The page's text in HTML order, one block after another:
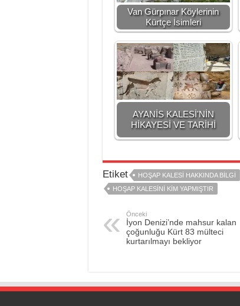
Van Gürpınar Köylerinin
Kürtçe İsimleri
AYANİS KALESİ'NİN
HİKAYESİ VE TARİHİ
Etiket HOŞAP KALESI HAKKINDA BILGI
HOŞAP KALESINI KIM YAPMIŞTIR
Önceki
İyon Denizi’nde mahsur kalan
çoğunluğu Kürt 83 mülteci
kurtarılmayı bekliyor